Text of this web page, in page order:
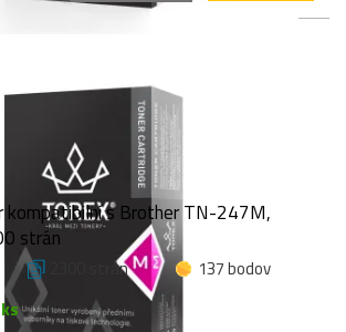
kompatibilní s Brother TN-247M,
strán
2300 strán
137 bodov